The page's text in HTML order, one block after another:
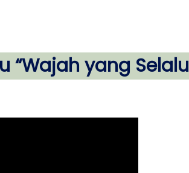
“Wajah yang